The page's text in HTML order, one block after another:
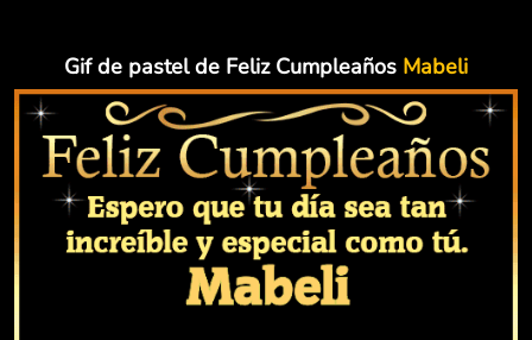
Gif de pastel de Feliz Cumpleaños Mabeli